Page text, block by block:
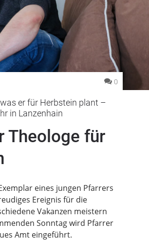
0
er für Herbstein plant –
in Lanzenhain
Theologe für
eines jungen Pfarrers
Ereignis für die
Vakanzen meistern
Sonntag wird Pfarrer
Amt eingeführt.